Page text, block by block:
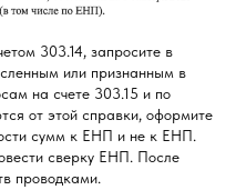
303.14, запросите в
или признанным в
на счете 303.15 и по
от этой справки, оформите
сумм к ЕНП и не к ЕНП.
сверку ЕНП. После
проводками.